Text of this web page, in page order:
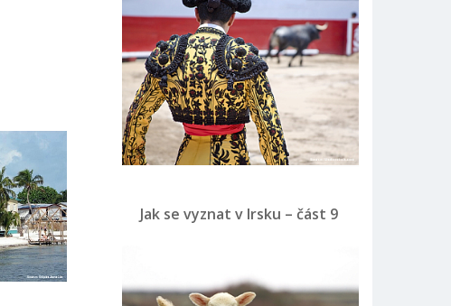
Jak se vyznat v Irsku – část 9